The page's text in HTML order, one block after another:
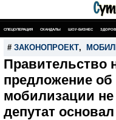
СПЕЦОПЕРАЦИЯ СКАНДАЛЫ ШОУ-БИЗНЕС
# ЗАКОНОПРОЕКТ,
Правительство
предложение
мобилизации
депутат